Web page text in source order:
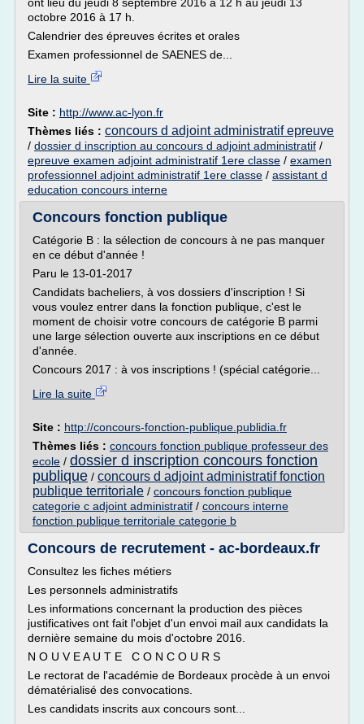
octobre 2016 à 17 h.
Calendrier des épreuves écrites et orales
Examen professionnel de SAENES de...
Lire la suite
Site : http://www.ac-lyon.fr
Thèmes liés : concours d adjoint administratif epreuve
/ dossier d inscription au concours d adjoint administratif /
epreuve examen adjoint administratif 1ere classe / examen
professionnel adjoint administratif 1ere classe / assistant d
education concours interne
Concours fonction publique
Catégorie B : la sélection de concours à ne pas manquer
en ce début d'année !
Paru le 13-01-2017
Candidats bacheliers, à vos dossiers d'inscription ! Si
vous voulez entrer dans la fonction publique, c'est le
moment de choisir votre concours de catégorie B parmi
une large sélection ouverte aux inscriptions en ce début
d'année.
Concours 2017 : à vos inscriptions ! (spécial catégorie...
Lire la suite
Site : http://concours-fonction-publique.publidia.fr
Thèmes liés : concours fonction publique professeur des
ecole / dossier d inscription concours fonction
publique / concours d adjoint administratif fonction
publique territoriale / concours fonction publique
categorie c adjoint administratif / concours interne
fonction publique territoriale categorie b
Concours de recrutement - ac-bordeaux.fr
Consultez les fiches métiers
Les personnels administratifs
Les informations concernant la production des pièces
justificatives ont fait l'objet d'un envoi mail aux candidats la
dernière semaine du mois d'octobre 2016.
N O U V E A U T E C O N C O U R S
Le rectorat de l'académie de Bordeaux procède à un envoi
dématérialisé des convocations.
Les candidats inscrits aux concours sont...